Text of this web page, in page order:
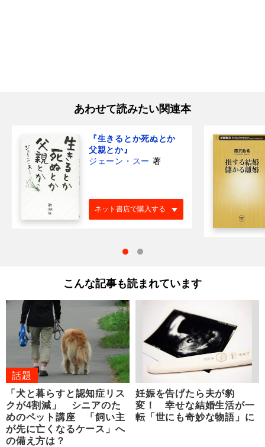
あわせて読みたい関連本
『生きるとか死ぬとか
父親とか』
ジェーン・スー 著
ネット書店で購入する
こんな記事も読まれています
話題
「犬と暮らすと認知症リス
クが4割減」 シニアのた
めのペット講座 「飼い主
が先に亡くなるケース」へ
の備え方は？
妊娠を告げたら夫が豹
変！ 幸せな結婚生活が一
転「世にも奇妙な物語」に